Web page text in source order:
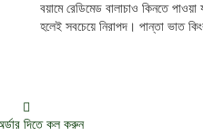
বয়ামে রেডিমেড বালাচাও কিনতে
হলেই সবচেয়ে নিরাপদ। পান্তা ভাত
দিতে কল করুন